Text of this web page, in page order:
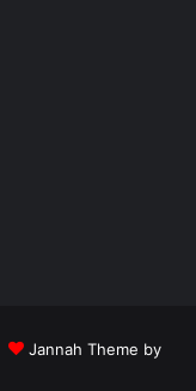
Jannah Theme by